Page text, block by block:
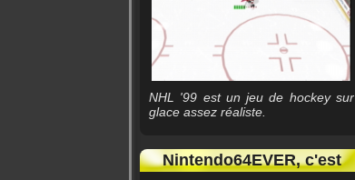
NHL '99 est un jeu de hockey sur
glace assez réaliste.
Nintendo64EVER, c'est